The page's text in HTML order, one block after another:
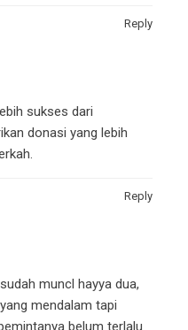
Reply
sukses dari
donasi yang lebih
Reply
muncl hayya dua,
mendalam tapi
belum terlalu